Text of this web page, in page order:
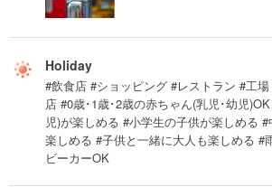
Holiday
#飲食店 #ショッピング #レストラン #工
店 #0歳･1歳･2歳の赤ちゃん(乳児･幼児
児)が楽しめる #小学生の子供が楽しめる
楽しめる #子供と一緒に大人も楽しめる #
ビーカーOK